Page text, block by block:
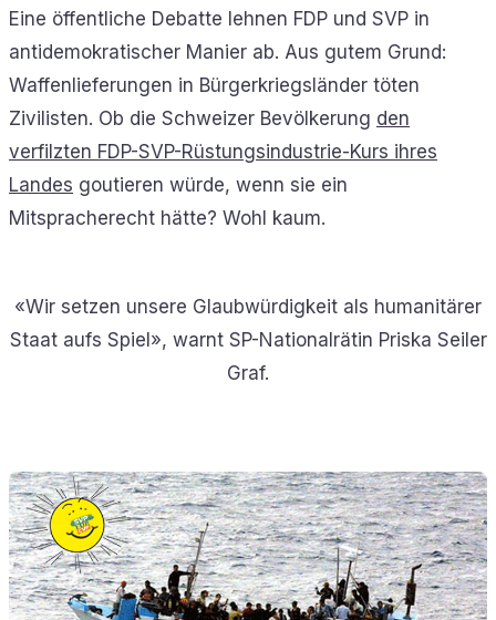
Eine öffentliche Debatte lehnen FDP und SVP in
antidemokratischer Manier ab. Aus gutem Grund:
Waffenlieferungen in Bürgerkriegsländer töten
Zivilisten. Ob die Schweizer Bevölkerung den
verfilzten FDP-SVP-Rüstungsindustrie-Kurs ihres
Landes goutieren würde, wenn sie ein
Mitspracherecht hätte? Wohl kaum.
«Wir setzen unsere Glaubwürdigkeit als humanitärer
Staat aufs Spiel», warnt SP-Nationalrätin Priska Seiler
Graf.